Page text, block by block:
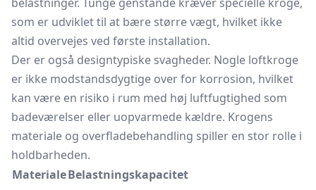
som er udviklet til at bære større vægt, hvilket ikke
altid overvejes ved første installation.
Der er også designtypiske svagheder. Nogle loftkroge
er ikke modstandsdygtige over for korrosion, hvilket
kan være en risiko i rum med høj luftfugtighed som
badeværelser eller uopvarmede kældre. Krogens
materiale og overfladebehandling spiller en stor rolle i
holdbarheden.
MaterialeBelastningskapacitet